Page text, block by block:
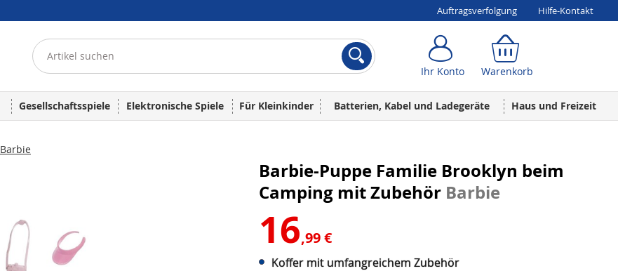
Auftragsverfolgung Hilfe-Kontakt
Ihr Konto Warenkorb
Gesellschaftsspiele Elektronische Spiele Für Kleinkinder Batterien, Kabel und Ladegeräte Haus und Freizeit
Barbie
Barbie-Puppe Familie Brooklyn beim
Camping mit Zubehör Barbie
16,99 €
Koffer mit umfangreichem Zubehör
Ihr Konto Warenkorb